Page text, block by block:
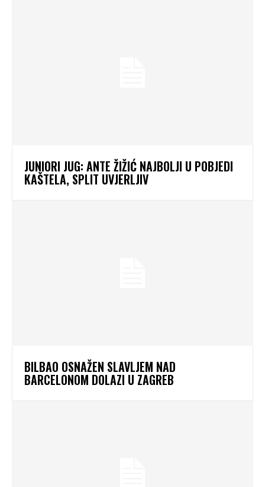
JUNIORI JUG: ANTE ŽIŽIĆ NAJBOLJI U POBJEDI
KAŠTELA, SPLIT UVJERLJIV
BILBAO OSNAŽEN SLAVLJEM NAD
BARCELONOM DOLAZI U ZAGREB